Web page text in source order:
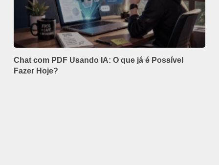
Chat com PDF Usando IA: O que já é Possível
Fazer Hoje?